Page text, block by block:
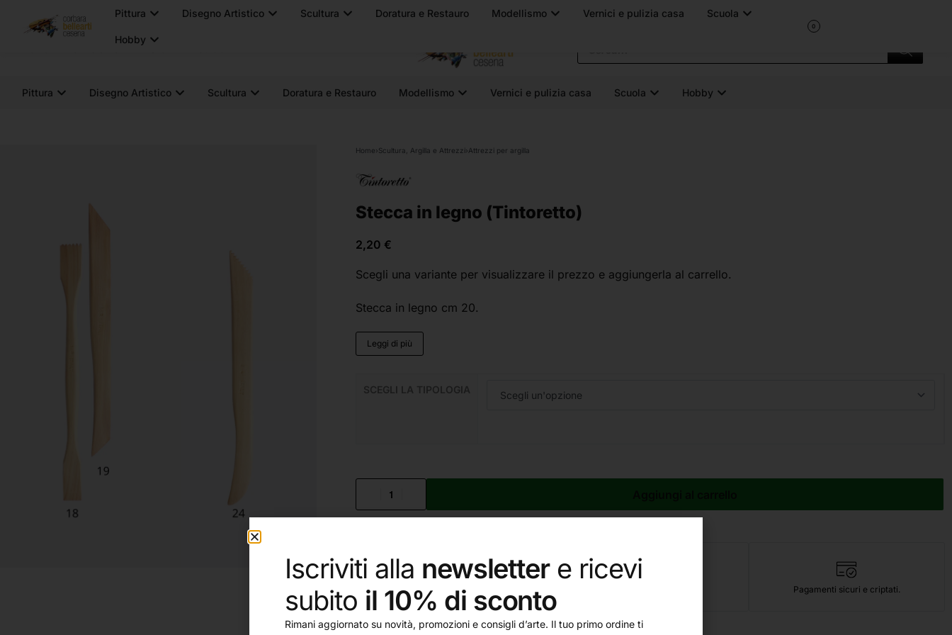
PUNTO FISICO DOMANDE FREQUENTI
Marchi
Pittura Disegno Artistico Scultura Doratura e Restauro Modellismo Vernici e pulizia casa Scuola Hobby
Home›Scultura, Argilla e Attrezzi ›Attrezzi per argilla
Stecca in legno (Tintoretto)
2,20 €
Scegli una variante per visualizzare il prezzo e aggiungerla al carrello.
Stecca in legno cm 20.
Leggi di più
SCEGLI LA TIPOLOGIA
Consegne in 24/48h. Pagamenti sicuri e criptati.
Iscriviti alla newslettere ricevi
subito il 10% di sconto
Rimani aggiornato su novità, promozioni e consigli d’arte. Il tuo primo ordine ti